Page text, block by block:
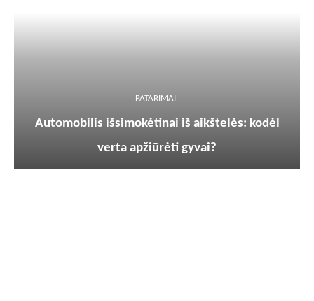
PATARIMAI
Automobilis išsimokėtinai iš aikštelės: kodėl
verta apžiūrėti gyvai?